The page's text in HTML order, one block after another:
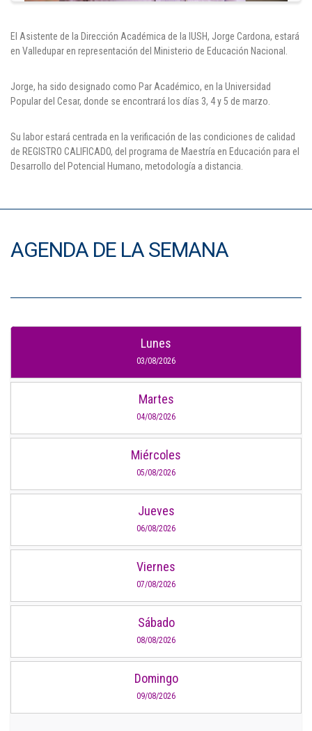
El Asistente de la Dirección Académica de la IUSH, Jorge Cardona, estará
en Valledupar en representación del Ministerio de Educación Nacional.
Jorge, ha sido designado como Par Académico, en la Universidad
Popular del Cesar, donde se encontrará los días 3, 4 y 5 de marzo.
Su labor estará centrada en la verificación de las condiciones de calidad
de REGISTRO CALIFICADO, del programa de Maestría en Educación para el
Desarrollo del Potencial Humano, metodología a distancia.
AGENDA DE LA SEMANA
Lunes
03/08/2026
Martes
04/08/2026
Miércoles
05/08/2026
Jueves
06/08/2026
Viernes
07/08/2026
Sábado
08/08/2026
Domingo
09/08/2026